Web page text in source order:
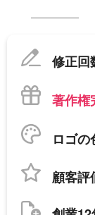
修正回
著作権
ロゴの
顧客評